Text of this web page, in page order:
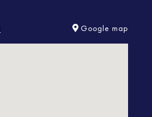
Google map